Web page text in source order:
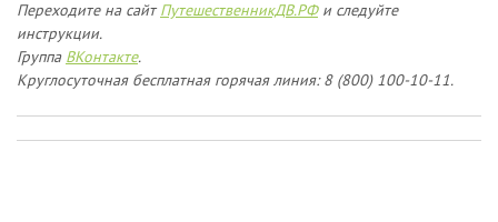
Переходите на сайтПутешественникДВ.РФи следуйте
инструкции.
Группа ВКонтакте.
Круглосуточная бесплатная горячая линия: 8 (800) 100-10-11.